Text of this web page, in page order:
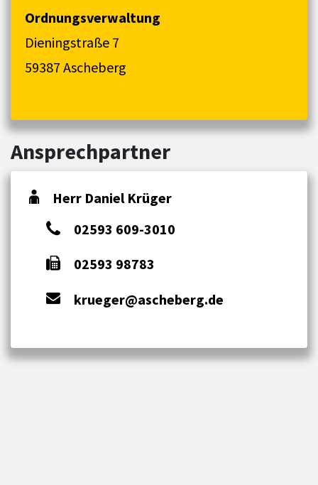
Ordnungsverwaltung
Dieningstraße 7
59387 Ascheberg
Ansprechpartner
Herr Daniel Krüger
02593 609-3010
02593 98783
krueger@ascheberg.de